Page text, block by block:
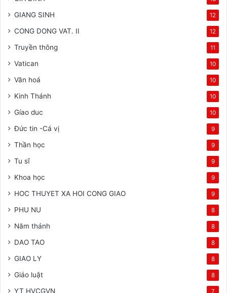
GIANG SINH 12
CONG DONG VAT. II 12
Truyền thông 11
Vatican 10
Văn hoá 10
Kinh Thánh 10
Gíao duc 10
Đức tin -Cá vị 9
Thần học 9
Tu sĩ 9
Khoa học 9
HOC THUYET XA HOI CONG GIAO 9
PHU NU 8
Năm thánh 8
DAO TAO 8
GIAO LY 8
Giáo luật 8
YT HVCGVN 7